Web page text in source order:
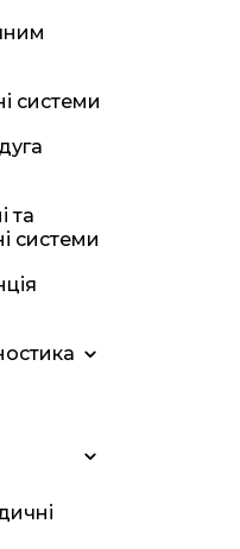
системи
та
системи